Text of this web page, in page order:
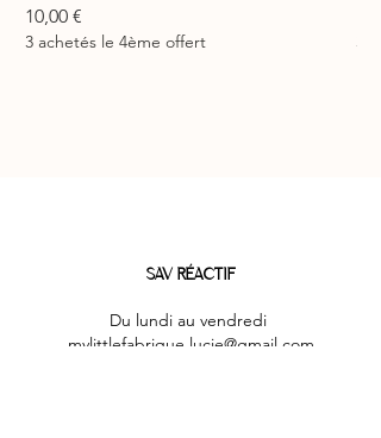
Prix
10,00 €
3 achetés le 4ème offert 3
SAV RÉACTIF
Du lundi au vendredi
mylittlefabrique.lucie@gmail.com